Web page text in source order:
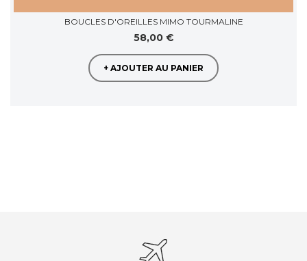
BOUCLES D'OREILLES MIMO TOURMALINE
58,00 €
+ AJOUTER AU PANIER